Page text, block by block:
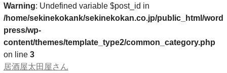
Warning: Undefined variable $post_id in
/home/sekinekokank/sekinekokan.co.jp/public_html/word
press/wp-
content/themes/template_type2/common_category.php
on line 3
居酒屋太田屋さん